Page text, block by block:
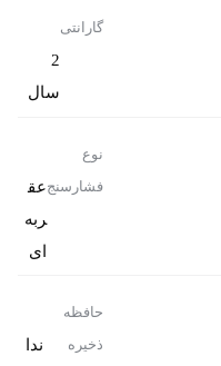
گارانتی
2
سال
نوع
فشارسنجعق
ربه
ای
حافظه
ذخیره
ندا